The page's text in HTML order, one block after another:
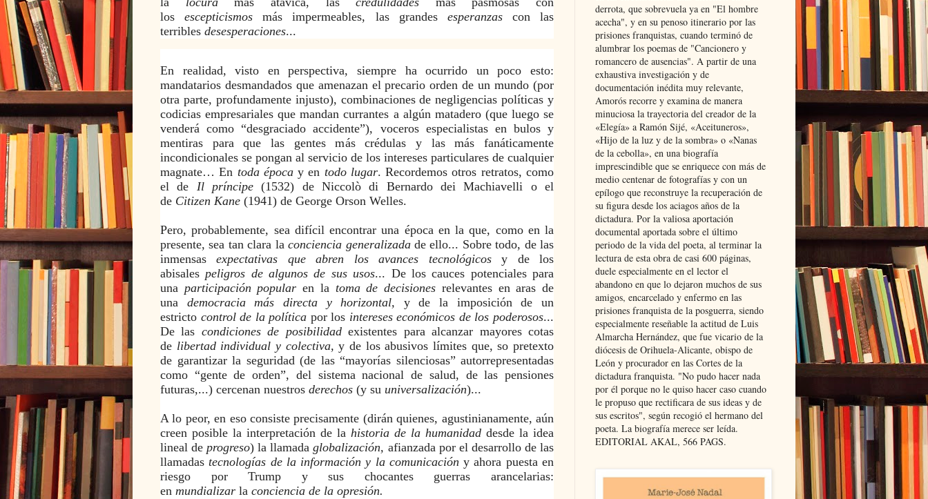
losescepticismos más impermeables, las grandes esperanzascon las
terribles desesperaciones...
En realidad, visto en perspectiva, siempre ha ocurrido un poco esto:
mandatarios desmandados que amenazan el precario orden de un mundo (por
otra parte, profundamente injusto), combinaciones de negligencias políticas y
codicias empresariales que mandan currantes a algún matadero (que luego se
venderá como “desgraciado accidente”), voceros especialistas en bulos y
mentiras para que las gentes más crédulas y las más fanáticamente
incondicionales se pongan al servicio de los intereses particulares de cualquier
magnate… En toda épocay en todo lugar. Recordemos otros retratos, como
el de Il príncipe(1532) deNiccolò di Bernardo dei Machiavelli o el
de Citizen Kane (1941) de George Orson Welles.
Pero, probablemente, sea difícil encontrar una época en la que, como en la
presente, sea tan clara laconciencia generalizadade ello... Sobre todo, de las
inmensasexpectativas que abren los avances tecnológicosy de los
abisalespeligros de algunos de sus usos... De los cauces potenciales para
una participación popular en la toma de decisiones relevantes en aras de
una democracia más directa y horizontal, y de la imposición de un
estricto control de la política por los intereses económicos de los poderosos...
De las condiciones de posibilidadexistentes para alcanzar mayores cotas
de libertad individual y colectiva, y de los abusivos límites que, so pretexto
de garantizar la seguridad (de las “mayorías silenciosas” autorrepresentadas
como “gente de orden”, del sistema nacional de salud, de las pensiones
futuras,...) cercenan nuestros derechos (y su universalización)...
A lo peor, en eso consiste precisamente (dirán quienes, agustinianamente, aún
creen posible la interpretación de la historia de la humanidad desde la idea
lineal deprogreso) la llamadaglobalización, afianzada por el desarrollo de las
llamadastecnologías de la información y la comunicacióny ahora puesta en
riesgo por Trump y sus chocantes guerras arancelarias:
en mundializar la conciencia de la opresión.
derrota, que sobrevuela ya en "El hombre
acecha", y en su penoso itinerario por las
prisiones franquistas, cuando terminó de
alumbrar los poemas de "Cancionero y
romancero de ausencias". A partir de una
exhaustiva investigación y de
documentación inédita muy relevante,
Amorós recorre y examina de manera
minuciosa la trayectoria del creador de la
«Elegía» a Ramón Sijé, «Aceituneros»,
«Hijo de la luz y de la sombra» o «Nanas
de la cebolla», en una biografía
imprescindible que se enriquece con más de
medio centenar de fotografías y con un
epílogo que reconstruye la recuperación de
su figura desde los aciagos años de la
dictadura. Por la valiosa aportación
documental aportada sobre el último
periodo de la vida del poeta, al terminar la
lectura de esta obra de casi 600 páginas,
duele especialmente en el lector el
abandono en que lo dejaron muchos de sus
amigos, encarcelado y enfermo en las
prisiones franquista de la posguerra, siendo
especialmente reseñable la actitud de Luis
Almarcha Hernández, que fue vicario de la
diócesis de Orihuela-Alicante, obispo de
León y procurador en las Cortes de la
dictadura franquista. "No pudo hacer nada
por él porque no le quiso hacer caso cuando
le propuso que rectificara de sus ideas y de
sus escritos", según recogió el hermano del
poeta. La biografía merece ser leída.
EDITORIAL AKAL, 566 PAGS.